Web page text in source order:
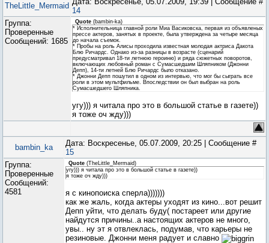
TheLittle_Mermaid
14
Группа:
Проверенные
Сообщений: 1685
Quote (bambin-ka)
* Исполнительница главной роли Миа Васиковска, первая из объявленых
прессе актеров, занятых в проекте, была утверждена за четыре месяца
до начала съемок.
* Пробы на роль Алисы проходила известная молодая актриса Дакота
Блю Ричардс. Однако из-за разницы в возрасте (сценарий
предусматривал 18-ти летнюю героиню) и ряда сюжетных поворотов,
включающих любовный роман с Сумасшедшим Шляпником (Джонни
Депп), 14-ти летней Блю Ричардс было отказано.
* Джонни Депп пошутил в одном из интервью, что мог бы сыграть все
роли в этом мультфильме. Впоследствии он был выбран на роль
Сумасшедшего Шляпника.
угу))) я читала про это в большой статье в газете))
я тоже оч жду)))
bambin_ka
Дата: Воскресенье, 05.07.2009, 20:25 | Сообщение #
15
Группа:
Проверенные
Сообщений:
4581
Quote (TheLittle_Mermaid)
угу))) я читала про это в большой статье в газете))
я тоже оч жду)))
я с кинопоиска сперла)))))))
как же жаль, когда актеры уходят из кино...вот решит
Депп уйти, что делать буду( постареет или другие
найдутся причины..а настоящих актеров не много,
увы.. ну эт я отвлеклась, подумав, что карьеры не
резиновые. Джонни меня радует и славно